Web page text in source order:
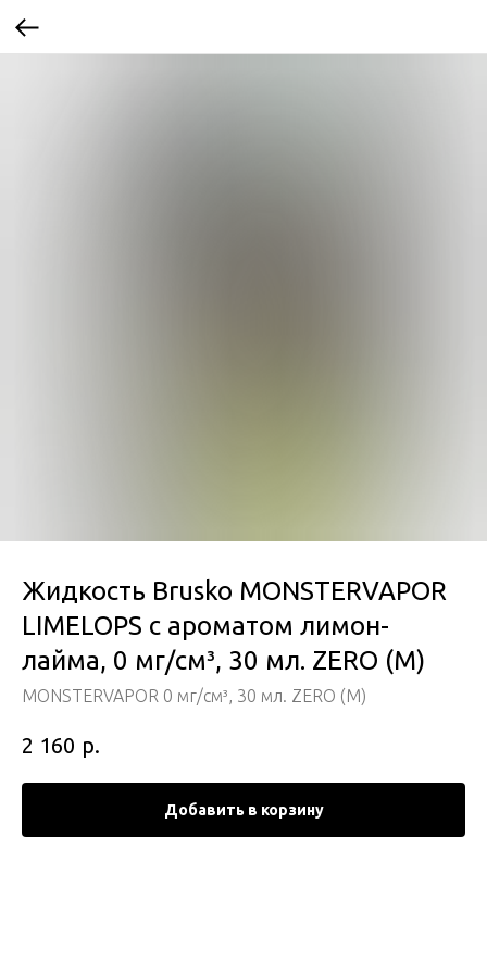
Жидкость Brusko MONSTERVAPOR
LIMELOPS с ароматом лимон-
лайма, 0 мг/см³, 30 мл. ZERO (М)
MONSTERVAPOR 0 мг/см³, 30 мл. ZERO (М)
2 160 р.
Добавить в корзину